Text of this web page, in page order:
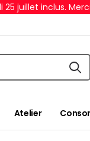
juillet inclus.
Atelier